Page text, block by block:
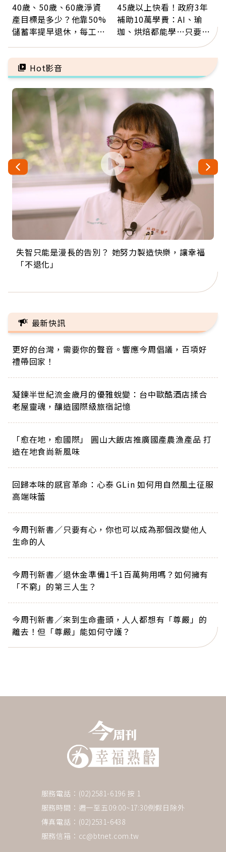
40歲、50歲、60歲淨資
產目標是多少？他靠50%
儲蓄率提早退休，每工作
45歲以上快看！政府3年
補助10萬學費：AI、瑜
珈、烘焙都能學…只要願
Hot影音
失智只能是漫長的告別？ 她努力製造快樂，讓幸福
「不退化」
來自剛果的巧克力神父 為台灣奉獻36年 「台灣是我
的家，我連作夢都講台語！」
63歲卸矽谷副總、搬回台灣找快樂！「蛋黃哥小
丑」走進安養院，逗樂上萬爺奶：退休後才開始真
104歲打破金氏世界紀錄 成為全球最年長羽球選
手，分享長壽的秘密原來是「這個」
事業巔峰他選擇追夢…黑手阿伯拉小提琴還登上小
巨蛋！連CNN都大讚！
最新快訊
更好的台灣，需要你的聲音。響應今周倡議，百項好
禮帶回家！
凝鍊半世紀流金歲月的優雅蛻變：台中歐酷酒店揉合
老屋靈魂，釀造國際級旅宿記憶
「愈在地，愈國際」 圓山大飯店推廣國產農漁產品 打
造在地食尚新風味
回歸本味的感官革命：心泰 GLin 如何用自然風土征服
高端味蕾
今周刊新書／只要有心，你也可以成為那個改變他人
生命的人
今周刊新書／退休金準備1千1百萬夠用嗎？如何擁有
「不窮」的第三人生？
今周刊新書／來到生命盡頭，人人都想有「尊嚴」的
離去！但「尊嚴」能如何守護？
服務電話：(02)2581-6196 按 1
服務時間：週一至五09:00~17:30例假日除外
傳真電話：(02)2531-6438
服務信箱： cc@btnet.com.tw